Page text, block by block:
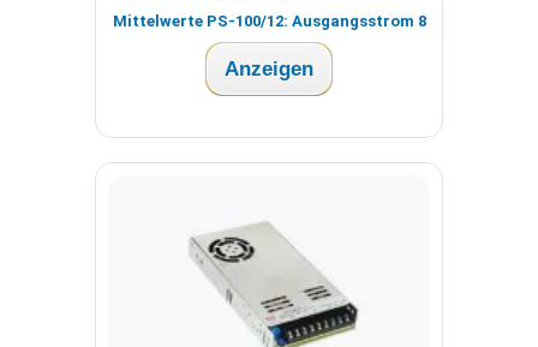
Mittelwerte PS-100/12: Ausgangsstrom 8
Anzeigen